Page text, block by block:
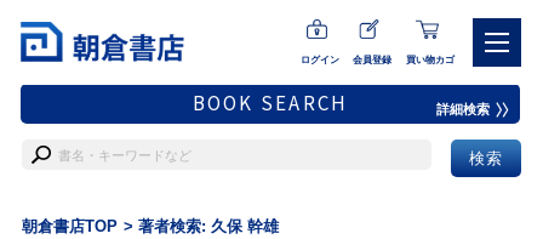
ログイン 会員登録 買い物カゴ
BOOK SEARCH 詳細検索
朝倉書店TOP 著者検索: 久保 幹雄